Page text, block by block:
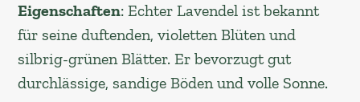
Eigenschaften: Echter Lavendel ist bekannt
für seine duftenden, violetten Blüten und
silbrig-grünen Blätter. Er bevorzugt gut
durchlässige, sandige Böden und volle Sonne.